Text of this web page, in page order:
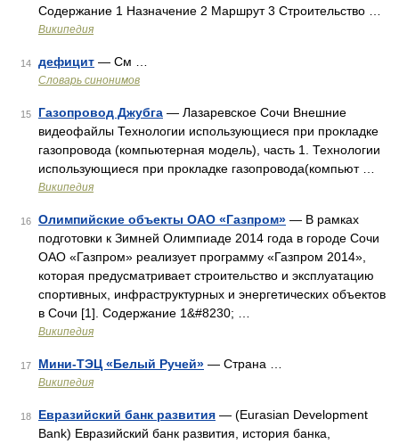
Содержание 1 Назначение 2 Маршрут 3 Строительство …
Википедия
14 дефицит — См …
Словарь синонимов
15 Газопровод Джубга — Лазаревское Сочи Внешние
видеофайлы Технологии использующиеся при прокладке
газопровода (компьютерная модель), часть 1. Технологии
использующиеся при прокладке газопровода(компьют …
Википедия
16 Олимпийские объекты ОАО «Газпром» — В рамках
подготовки к Зимней Олимпиаде 2014 года в городе Сочи
ОАО «Газпром» реализует программу «Газпром 2014»,
которая предусматривает строительство и эксплуатацию
спортивных, инфраструктурных и энергетических объектов
в Сочи [1]. Содержание 1&#8230; …
Википедия
17 Мини-ТЭЦ «Белый Ручей» — Страна …
Википедия
18 Евразийский банк развития — (Eurasian Development
Bank) Евразийский банк развития, история банка,